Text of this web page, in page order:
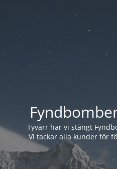
Tyvärr har vi stängt
Vi tackar alla kunder för